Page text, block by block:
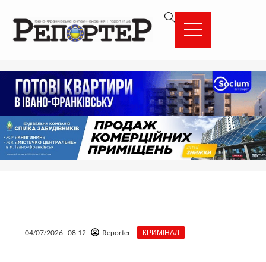
вмісту
04/07/2026 08:12 Reporter КРИМІНАЛ